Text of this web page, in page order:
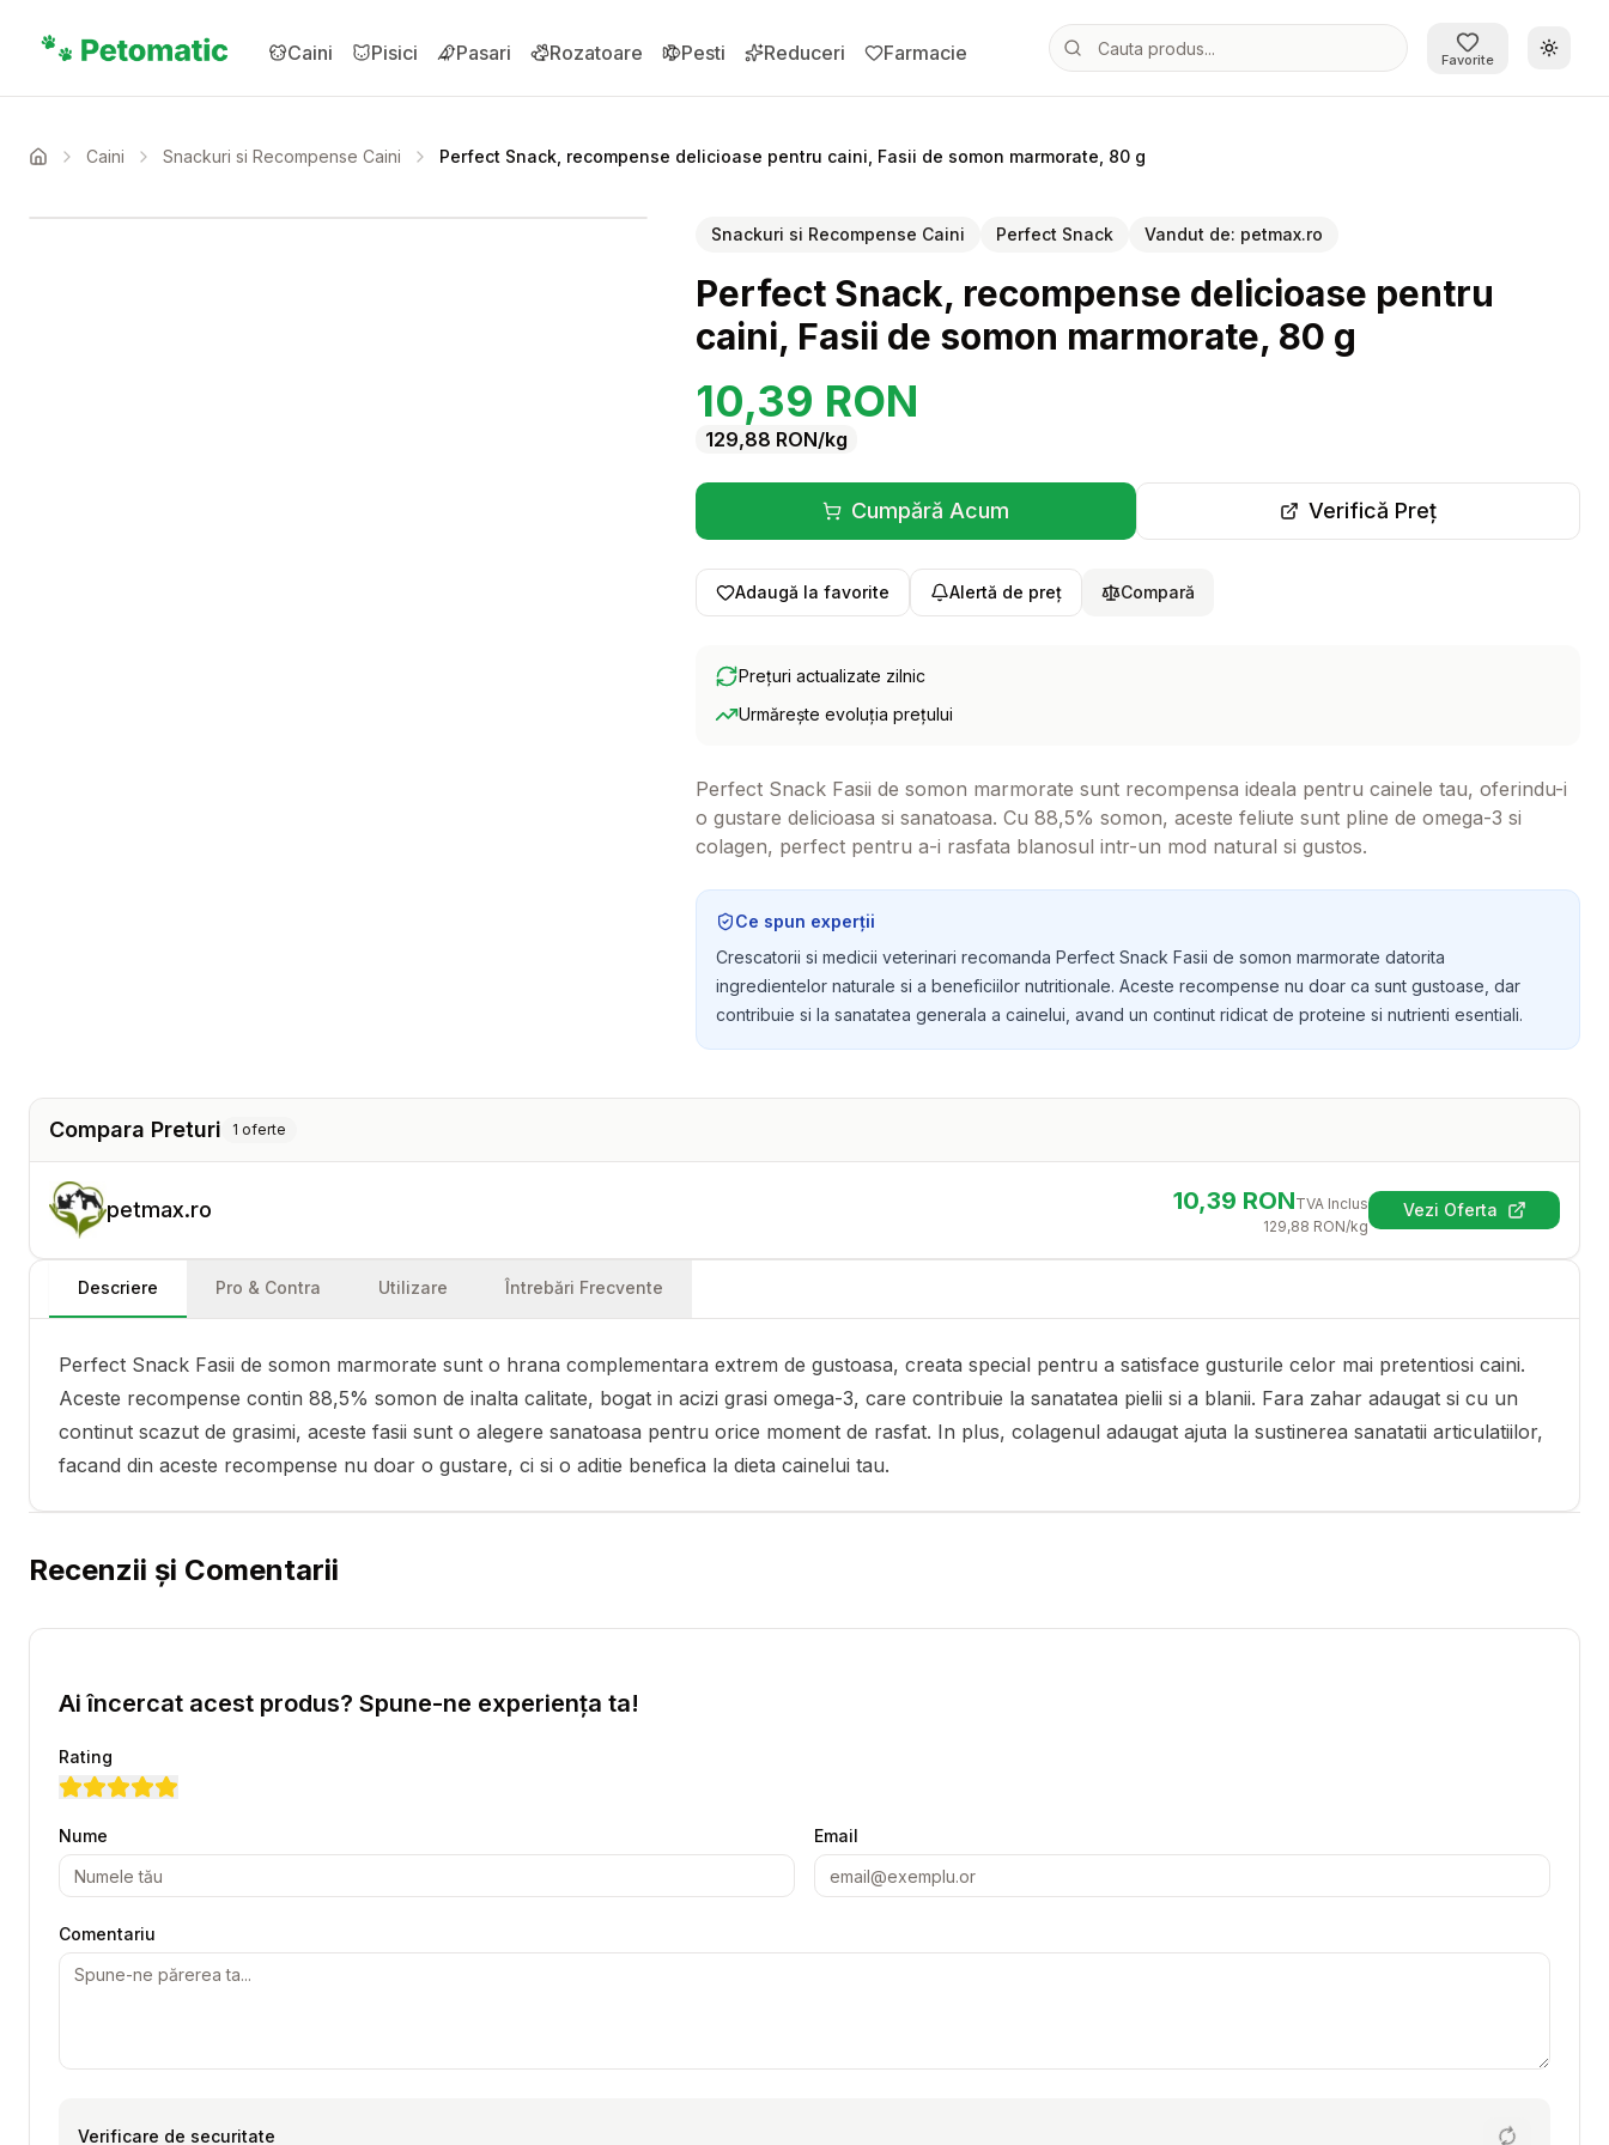
Caini
Pisici Pasari Rozatoare Pesti Reduceri Farmacie Favorite
Acasa Caini Snackuri si Recompense Caini
Perfect Snack, recompense delicioase pentru caini, Fasii de somon marmorate, 80 g
Snackuri si Recompense Caini Perfect Snack Vandut de: petmax.ro
Perfect Snack, recompense delicioase pentru
caini, Fasii de somon marmorate, 80 g
10,39 RON
129,88 RON/kg
Cumpără Acum
(se deschide într-o filă nouă)
Verifică Preț
(se deschide într-o filă
Adaugă la favorite Alertă de preț Compară
Prețuri actualizate zilnic
Urmărește evoluția prețului
Perfect Snack Fasii de somon marmorate sunt recompensa ideala pentru cainele tau, oferindu-i
o gustare delicioasa si sanatoasa. Cu 88,5% somon, aceste feliute sunt pline de omega-3 si
colagen, perfect pentru a-i rasfata blanosul intr-un mod natural si gustos.
Ce spun experții
Crescatorii si medicii veterinari recomanda Perfect Snack Fasii de somon marmorate datorita
ingredientelor naturale si a beneficiilor nutritionale. Aceste recompense nu doar ca sunt gustoase, dar
contribuie si la sanatatea generala a cainelui, avand un continut ridicat de proteine si nutrienti esentiali.
Compara Preturi 1 oferte
petmax.ro 10,39 RONTVA Inclus
129,88 RON/kg
Vezi Oferta(se deschide
Descriere Pro & Contra Utilizare Întrebări Frecvente
Perfect Snack Fasii de somon marmorate sunt o hrana complementara extrem de gustoasa, creata special pentru a satisface gusturile celor mai pretentiosi caini.
Aceste recompense contin 88,5% somon de inalta calitate, bogat in acizi grasi omega-3, care contribuie la sanatatea pielii si a blanii. Fara zahar adaugat si cu un
continut scazut de grasimi, aceste fasii sunt o alegere sanatoasa pentru orice moment de rasfat. In plus, colagenul adaugat ajuta la sustinerea sanatatii articulatiilor,
facand din aceste recompense nu doar o gustare, ci si o aditie benefica la dieta cainelui tau.
Recenzii și Comentarii
Ai încercat acest produs? Spune-ne experiența ta!
Rating
Nume Email
Comentariu
Verificare de securitate